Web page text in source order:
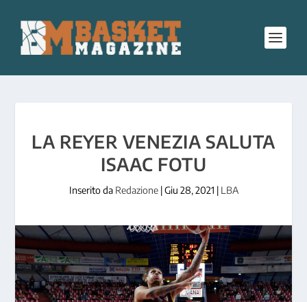
LA REYER VENEZIA SALUTA
ISAAC FOTU
Inserito da Redazione|Giu 28, 2021 | LBA